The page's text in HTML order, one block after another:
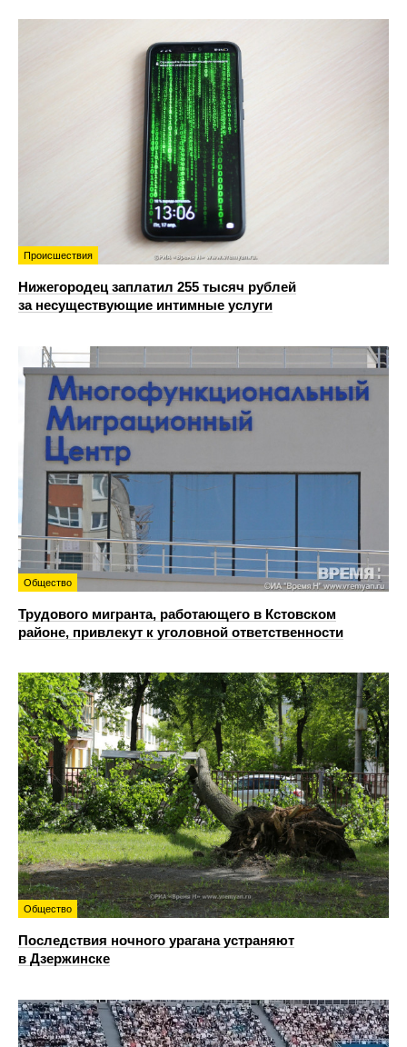
Происшествия
Нижегородец заплатил 255 тысяч рублей
за несуществующие интимные услуги
Общество
Трудового мигранта, работающего в Кстовском
районе, привлекут к уголовной ответственности
Общество
Последствия ночного урагана устраняют
в Дзержинске